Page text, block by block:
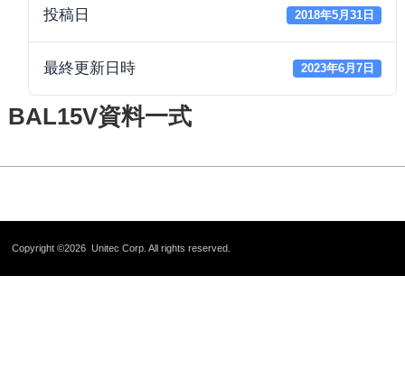
投稿日 2018年5月31日
最終更新日時 2023年6月7日
BAL15V資料一式
Copyright ©2026Unitec Corp. All rights reserved.